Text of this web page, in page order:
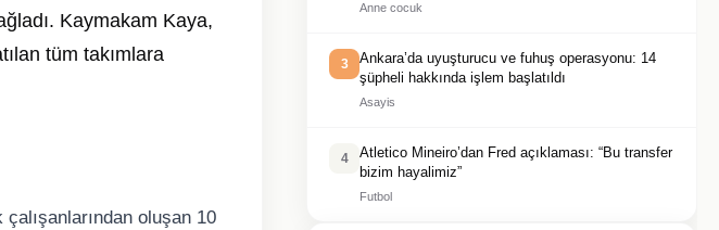
Kaymakam Kaya,
tüm takımlara
oluşan 10
Anne cocuk
3
Ankara’da uyuşturucu ve fuhuş operasyonu: 14
şüpheli hakkında işlem başlatıldı
Asayis
4
Atletico Mineiro’dan Fred açıklaması: “Bu transfer
bizim hayalimiz”
Futbol